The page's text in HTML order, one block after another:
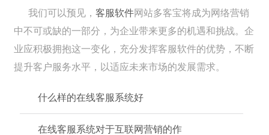
我们可以预见， 客服软件网站多客宝将成为网络营销
中不可或缺的一部分，为企业带来更多的机遇和挑战。企
业应积极拥抱这一变化，充分发挥客服软件的优势，不断
提升客户服务水平，以适应未来市场的发展需求。
什么样的在线客服系统好
在线客服系统对于互联网营销的作